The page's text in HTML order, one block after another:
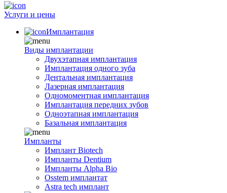
Услуги и цены
Имплантация
Виды имплантации
Двухэтапная имплантация
Имплантация одного зуба
Дентальная имплантация
Лазерная имплантация
Одномоментная имплантация
Имплантация передних зубов
Одноэтапная имплантация
Базальная имплантация
Импланты
Имплант Biotech
Импланты Dentium
Импланты Alpha Bio
Osstem имплантат
Astra tech имплант